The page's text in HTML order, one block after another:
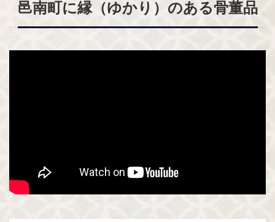
邑南町に縁（ゆかり）のある骨董品